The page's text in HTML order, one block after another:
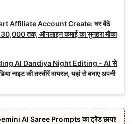
Affiliate Account Create: घर बैठे
तक, ऑनलाइन कमाई का सुनहरा मौका
AI Dandiya Night Editing – AI से
नाइट की तस्वीरें वायरल, यहां से बनाए अपनी
AI Saree Prompts का ट्रेंड छाया!